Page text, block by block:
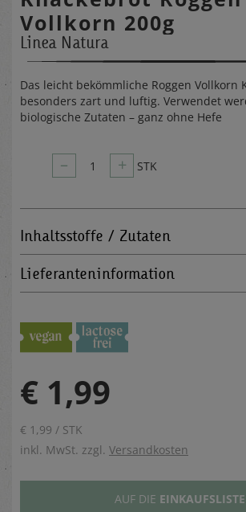
Vollkorn 200g
Linea Natura
Das leicht bekömmliche Roggen Vollkorn
besonders zart und luftig. Verwendet
biologische Zutaten – ganz ohne Hefe
– 1 + STK
Inhaltsstoffe / Zutaten
Lieferanteninformation
€ 1,99
€ 1,99 / STK
inkl. MwSt. zzgl. Versandkosten
AUF DIE EINKAUFSLISTE